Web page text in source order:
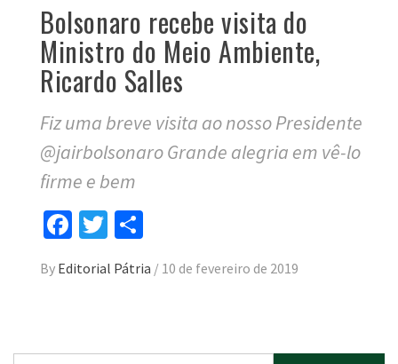
Bolsonaro recebe visita do
Ministro do Meio Ambiente,
Ricardo Salles
Fiz uma breve visita ao nosso Presidente
@jairbolsonaro Grande alegria em vê-lo
firme e bem
Facebook
Twitter
By Editorial Pátria / 10 de fevereiro de 2019